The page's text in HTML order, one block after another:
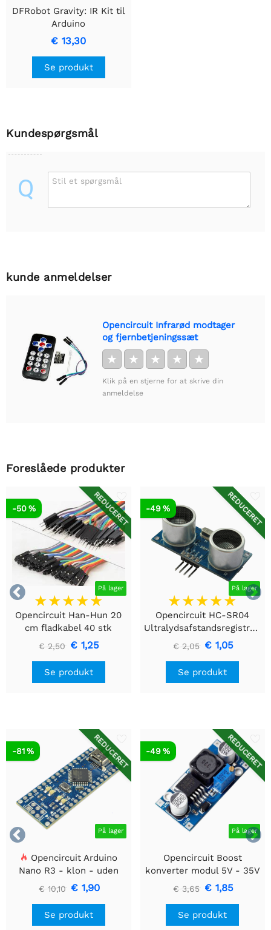
DFRobot Gravity: IR Kit til
Arduino
€ 13,30
Se produkt
Kundespørgsmål
Q Stil et spørgsmål
kunde anmeldelser
Opencircuit Infrarød modtager
og fjernbetjeningssæt
★ ★ ★ ★ ★
Klik på en stjerne for at skrive din
anmeldelse
Foreslåede produkter


REDUCERET
På lager
-50 %
Opencircuit Han-Hun 20
cm fladkabel 40 stk
€ 2,50 € 1,25
Se produkt
REDUCERET
På lager
-49 %
Opencircuit HC-SR04
Ultralydsafstandsregistreringsmodul
€ 2,05 € 1,05
Se produkt


REDUCERET
På lager
-81 %
Opencircuit Arduino
Nano R3 - klon - uden
headere
€ 10,10 € 1,90
Se produkt
REDUCERET
På lager
-49 %
Opencircuit Boost
konverter modul 5V - 35V
XL6009
€ 3,65 € 1,85
Se produkt